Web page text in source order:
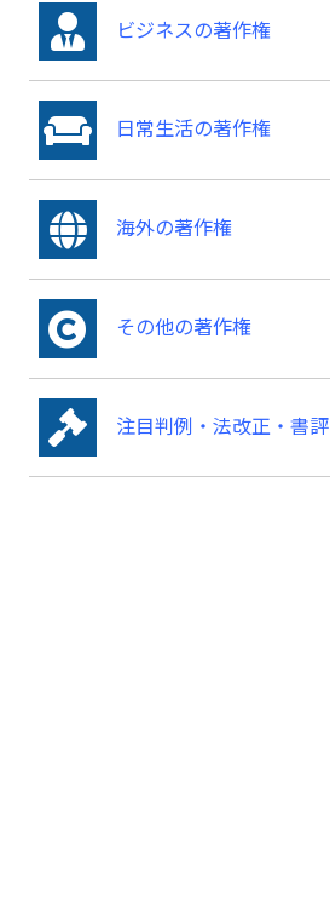
ビジネスの著作権
日常生活の著作権
海外の著作権
その他の著作権
注目判例・法改正・書評